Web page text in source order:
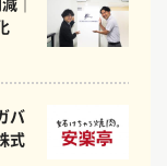
バ
式